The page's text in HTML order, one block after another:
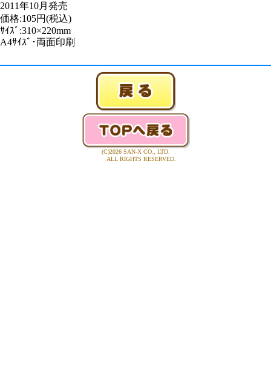
2011年10月発売
価格:105円(税込)
ｻｲｽﾞ:310×220mm
A4ｻｲｽﾞ･両面印刷
(C)2026 SAN-X CO., LTD.
ALL RIGHTS RESERVED.